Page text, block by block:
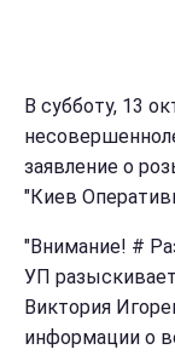
В субботу, 13
заявление о
"Киев
"Внимание! #
УП
Виктория
информации о